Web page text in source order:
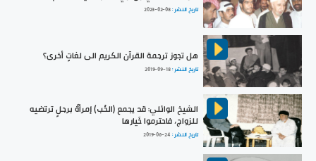
تاريخ النشر :2023-02-08
هل تجوز ترجمة القرآن الكريم الى لغاتٍ أخرى؟
تاريخ النشر :2019-09-18
الشيخ الوائلي: قد يجمع (الحُب) إمرأةً برجلٍ ترتضيه
للزواج، فاحترموا خَيارها
تاريخ النشر : 2019-06-24